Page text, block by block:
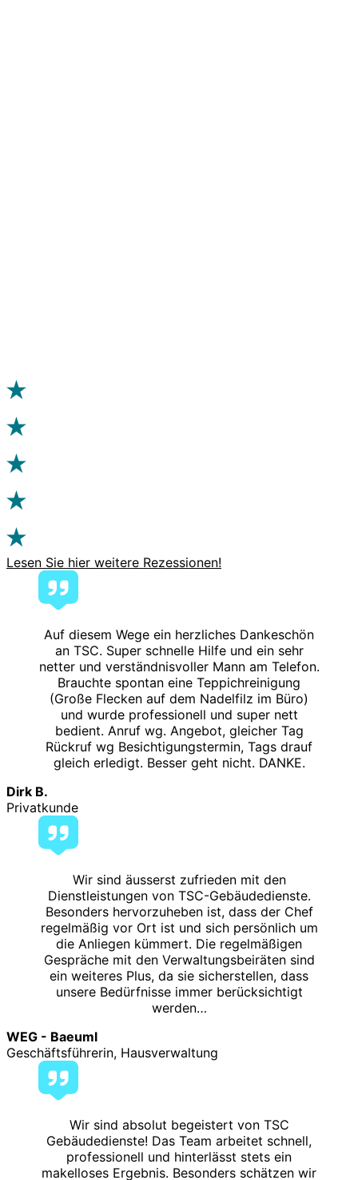
Lesen Sie hier weitere Rezessionen!
Auf diesem Wege ein herzliches Dankeschön
an TSC. Super schnelle Hilfe und ein sehr
netter und verständnisvoller Mann am Telefon.
Brauchte spontan eine Teppichreinigung
(Große Flecken auf dem Nadelfilz im Büro)
und wurde professionell und super nett
bedient. Anruf wg. Angebot, gleicher Tag
Rückruf wg Besichtigungstermin, Tags drauf
gleich erledigt. Besser geht nicht. DANKE.
Dirk B.
Privatkunde
Wir sind äusserst zufrieden mit den
Dienstleistungen von TSC-Gebäudedienste.
Besonders hervorzuheben ist, dass der Chef
regelmäßig vor Ort ist und sich persönlich um
die Anliegen kümmert. Die regelmäßigen
Gespräche mit den Verwaltungsbeiräten sind
ein weiteres Plus, da sie sicherstellen, dass
unsere Bedürfnisse immer berücksichtigt
werden…
WEG - Baeuml
Geschäftsführerin, Hausverwaltung
Wir sind absolut begeistert von TSC
Gebäudedienste! Das Team arbeitet schnell,
professionell und hinterlässt stets ein
makelloses Ergebnis. Besonders schätzen wir